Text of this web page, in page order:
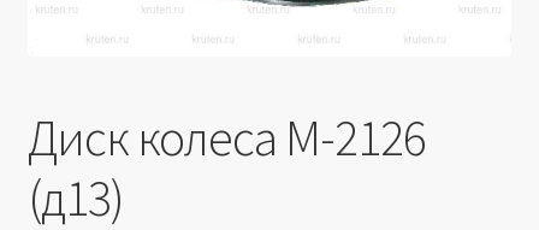
Диск колеса М-2126
(д13)